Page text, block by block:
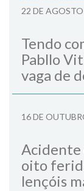
22 DE
Tendo
Pabllo
vaga de
16 DE
Acidente
oito
lençóis